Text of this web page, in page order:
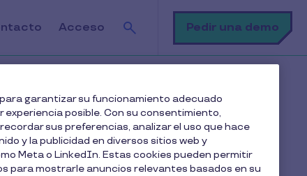
Acceso
Buscar
Pedir una demo
garantizar su funcionamiento adecuado
posible. Con su consentimiento,
sus preferencias, analizar el uso que hace
y la publicidad en diversos sitios web y
Meta o LinkedIn. Estas cookies pueden permitir
para mostrarle anuncios relevantes basados en su